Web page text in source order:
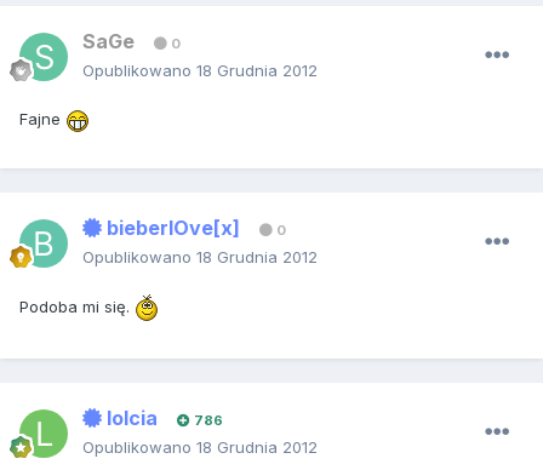
SaGe 0
Opublikowano 18 Grudnia 2012
Fajne
bieberlOve[x] 0
Opublikowano 18 Grudnia 2012
Podoba mi się.
lolcia 786
Opublikowano 18 Grudnia 2012